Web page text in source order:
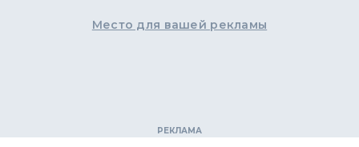
Место для вашей рекламы